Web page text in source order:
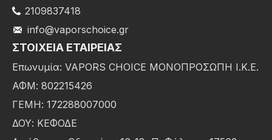
2109837418
info@vaporschoice.gr
ΣΤΟΙΧΕΊΑ ΕΤΑΙΡΕΊΑΣ
Επωνυμία: VAPORS CHOICE ΜΟΝΟΠΡΟΣΩΠΗ Ι.Κ.Ε.
ΑΦΜ: 802215426
ΓΕΜΗ: 172288007000
ΔΟΥ: ΚΕΦΟΔΕ